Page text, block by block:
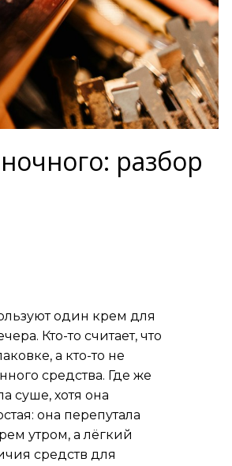
разбор
один крем для
Кто-то считает, что
а кто-то не
средства. Где же
суше, хотя она
она перепутала
утром, а лёгкий
средств для